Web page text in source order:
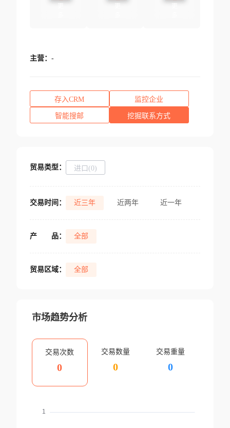
主营： -
存入CRM 监控企业
智能搜邮 挖掘联系方式
贸易类型： 进口(0)
交易时间： 近三年 近两年 近一年
产 品： 全部
贸易区域： 全部
市场趋势分析
交易次数
0
交易数量
0
交易重量
0